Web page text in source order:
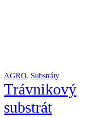
AGRO, Substráty
Trávnikový
substrát